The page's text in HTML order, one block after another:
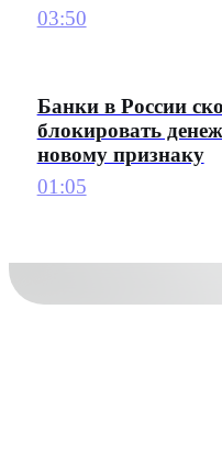
03:50
Банки в России
блокировать
новому признаку
01:05